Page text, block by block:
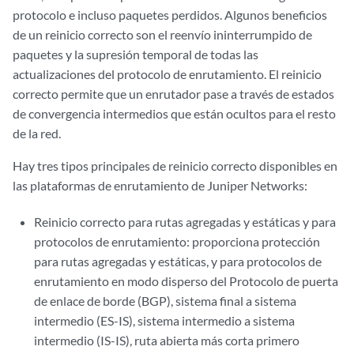
protocolo e incluso paquetes perdidos. Algunos beneficios
de un reinicio correcto son el reenvío ininterrumpido de
paquetes y la supresión temporal de todas las
actualizaciones del protocolo de enrutamiento. El reinicio
correcto permite que un enrutador pase a través de estados
de convergencia intermedios que están ocultos para el resto
de la red.
Hay tres tipos principales de reinicio correcto disponibles en
las plataformas de enrutamiento de Juniper Networks:
Reinicio correcto para rutas agregadas y estáticas y para
protocolos de enrutamiento: proporciona protección
para rutas agregadas y estáticas, y para protocolos de
enrutamiento en modo disperso del Protocolo de puerta
de enlace de borde (BGP), sistema final a sistema
intermedio (ES-IS), sistema intermedio a sistema
intermedio (IS-IS), ruta abierta más corta primero